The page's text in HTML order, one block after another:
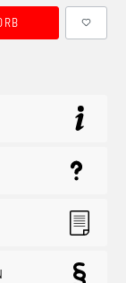
ein oder